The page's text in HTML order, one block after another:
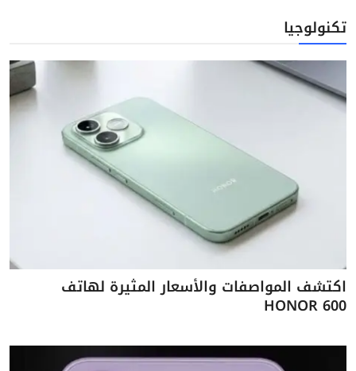
تكنولوجيا
اكتشف المواصفات والأسعار المثيرة لهاتف
HONOR 600